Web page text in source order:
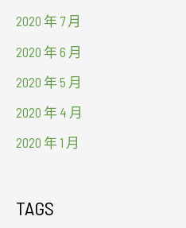
2020 年 7 月
2020 年 6 月
2020 年 5 月
2020 年 4 月
2020 年 1 月
TAGS